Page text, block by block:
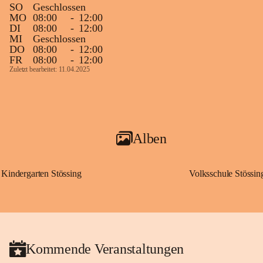
SO
Geschlossen
MO 08:00 - 12:00
DI
08:00 - 12:00
MI
Geschlossen
DO
08:00 - 12:00
FR
08:00 - 12:00
Zuletzt bearbeitet: 11.04.2025
Alben
Kindergarten Stössing Volksschule
Kommende Veranstaltungen